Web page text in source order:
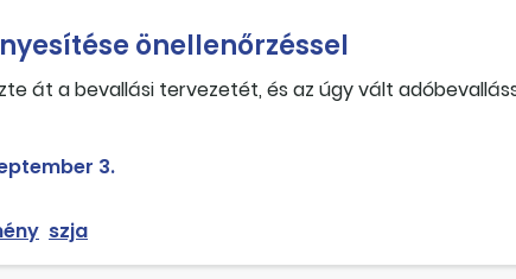
önellenőrzéssel
át a bevallási tervezetét, és az úgy vált
3.
szja